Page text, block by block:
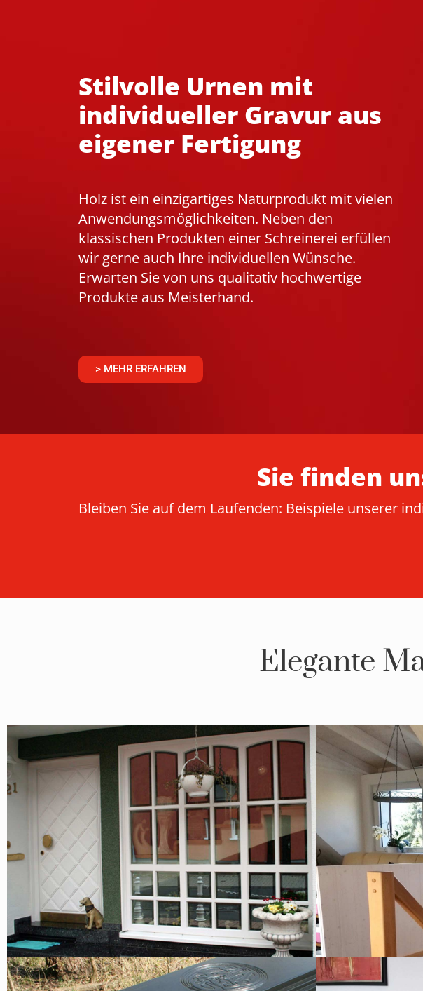
Stilvolle Urnen mit
individueller Gravur aus
eigener Fertigung
Holz ist ein einzigartiges Naturprodukt mit vielen
Anwendungsmöglichkeiten. Neben den
klassischen Produkten einer Schreinerei erfüllen
wir gerne auch Ihre individuellen Wünsche.
Erwarten Sie von uns qualitativ hochwertige
Produkte aus Meisterhand.
> MEHR ERFAHREN
Sie finden
Bleiben Sie auf dem Laufenden: Beispiele unserer
Elegante